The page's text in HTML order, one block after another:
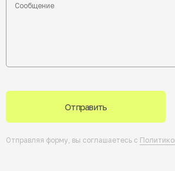
Отправить
Отправляя форму, вы соглашаетесь с